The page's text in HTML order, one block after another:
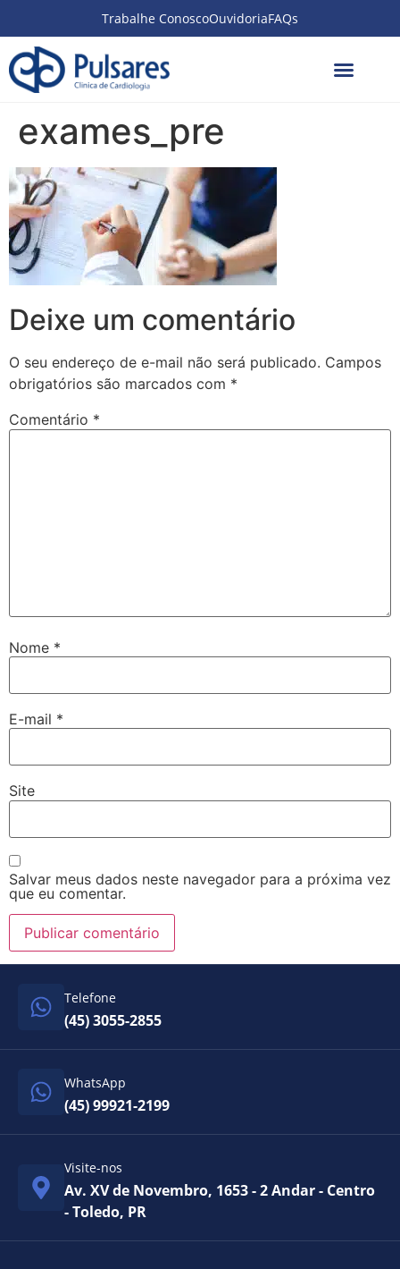
Trabalhe ConoscoOuvidoriaFAQs
exames_pre
Deixe um comentário
O seu endereço de e-mail não será publicado. Campos
obrigatórios são marcados com *
Comentário *
Nome *
E-mail *
Site
Salvar meus dados neste navegador para a próxima vez
que eu comentar.
Telefone
(45) 3055-2855
WhatsApp
(45) 99921-2199
Visite-nos
Av. XV de Novembro, 1653 - 2 Andar - Centro
- Toledo, PR